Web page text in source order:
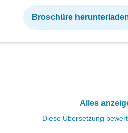
Broschüre
Alles
Diese Übersetzung